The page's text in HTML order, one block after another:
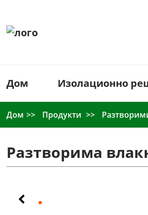
Дом Изолационно
Дом Продукти
Разтворима